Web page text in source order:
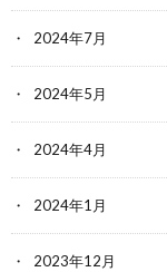
2024年7月
2024年5月
2024年4月
2024年1月
2023年12月